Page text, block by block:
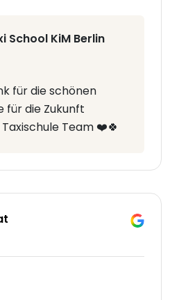
School KiM Berlin
für die schönen
für die Zukunft
Team ❤️🍀